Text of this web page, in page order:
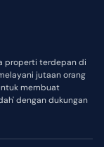
properti terdepan di
jutaan orang
membuat
dengan dukungan